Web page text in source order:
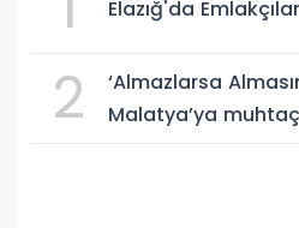
Elazığ'da
2
‘Almazlarsa
Malatya’ya